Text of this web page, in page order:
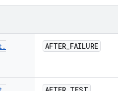
.
AFTER_FAILURE